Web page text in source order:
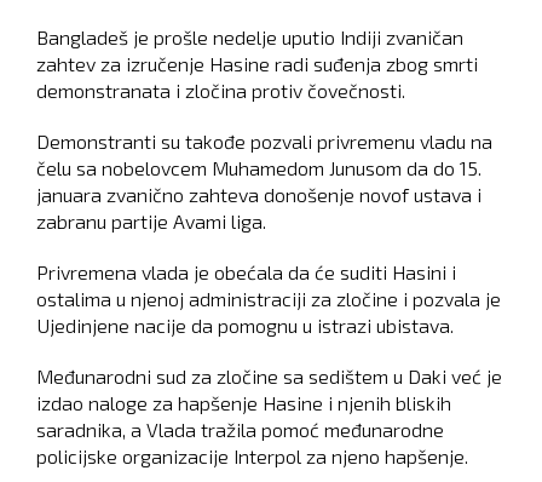
Bangladeš je prošle nedelje uputio Indiji zvaničan
zahtev za izručenje Hasine radi suđenja zbog smrti
demonstranata i zločina protiv čovečnosti.
Demonstranti su takođe pozvali privremenu vladu na
čelu sa nobelovcem Muhamedom Junusom da do 15.
januara zvanično zahteva donošenje novof ustava i
zabranu partije Avami liga.
Privremena vlada je obećala da će suditi Hasini i
ostalima u njenoj administraciji za zločine i pozvala je
Ujedinjene nacije da pomognu u istrazi ubistava.
Međunarodni sud za zločine sa sedištem u Daki već je
izdao naloge za hapšenje Hasine i njenih bliskih
saradnika, a Vlada tražila pomoć međunarodne
policijske organizacije Interpol za njeno hapšenje.